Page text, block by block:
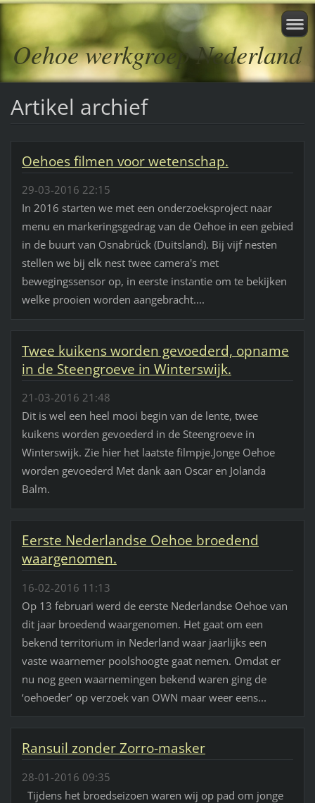
Oehoe werkgroep Nederland
Artikel archief
Oehoes filmen voor wetenschap.
29-03-2016 22:15
In 2016 starten we met een onderzoeksproject naar
menu en markeringsgedrag van de Oehoe in een gebied
in de buurt van Osnabrück (Duitsland). Bij vijf nesten
stellen we bij elk nest twee camera's met
bewegingssensor op, in eerste instantie om te bekijken
welke prooien worden aangebracht....
Twee kuikens worden gevoederd, opname
in de Steengroeve in Winterswijk.
21-03-2016 21:48
Dit is wel een heel mooi begin van de lente, twee
kuikens worden gevoederd in de Steengroeve in
Winterswijk. Zie hier het laatste filmpje.Jonge Oehoe
worden gevoederd Met dank aan Oscar en Jolanda
Balm.
Eerste Nederlandse Oehoe broedend
waargenomen.
16-02-2016 11:13
Op 13 februari werd de eerste Nederlandse Oehoe van
dit jaar broedend waargenomen. Het gaat om een
bekend territorium in Nederland waar jaarlijks een
vaste waarnemer poolshoogte gaat nemen. Omdat er
nu nog geen waarnemingen bekend waren ging de
‘oehoeder’ op verzoek van OWN maar weer eens...
Ransuil zonder Zorro-masker
28-01-2016 09:35
Tijdens het broedseizoen waren wij op pad om jonge